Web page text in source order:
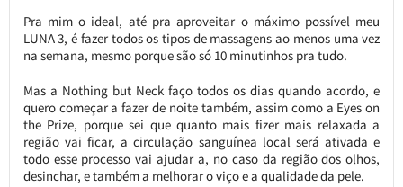
Pra mim o ideal, até pra aproveitar o máximo possível meu
LUNA 3, é fazer todos os tipos de massagens ao menos uma vez
na semana, mesmo porque são só 10 minutinhos pra tudo.
Mas a Nothing but Neck faço todos os dias quando acordo, e
quero começar a fazer de noite também, assim como a Eyes on
the Prize, porque sei que quanto mais fizer mais relaxada a
região vai ficar, a circulação sanguínea local será ativada e
todo esse processo vai ajudar a, no caso da região dos olhos,
desinchar, e também a melhorar o viço e a qualidade da pele.